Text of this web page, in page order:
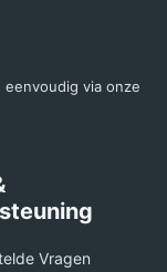
via onze
Vragen